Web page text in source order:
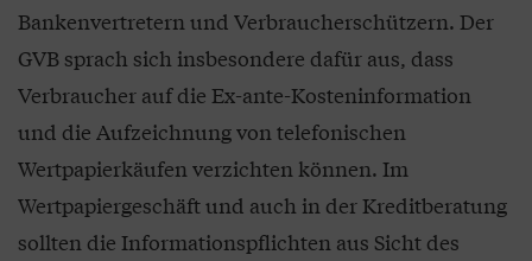
Bankenvertretern und Verbraucherschützern. Der
GVB sprach sich insbesondere dafür aus, dass
Verbraucher auf die Ex-ante-Kosteninformation
und die Aufzeichnung von telefonischen
Wertpapierkäufen verzichten können. Im
Wertpapiergeschäft und auch in der Kreditberatung
sollten die Informationspflichten aus Sicht des